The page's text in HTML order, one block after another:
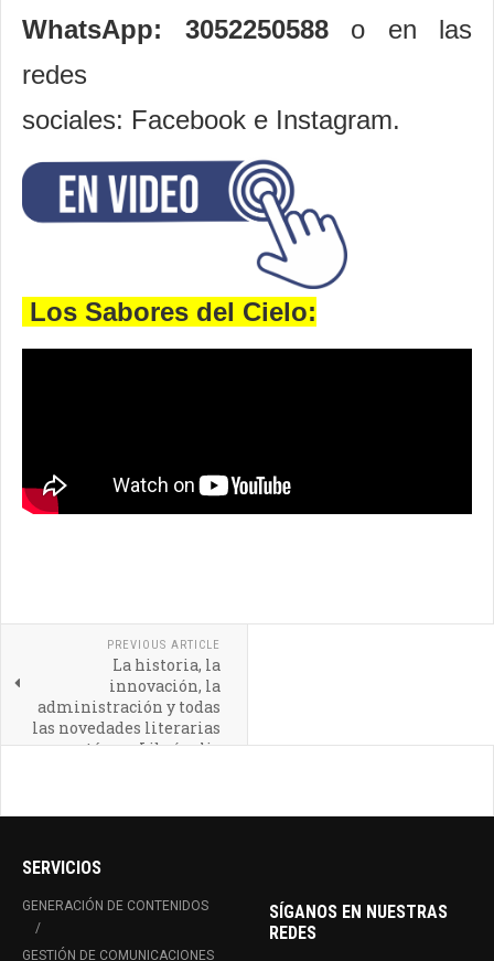
WhatsApp: 3052250588o en las
redes
sociales: Facebook e Instagram.
Los Sabores del Cielo:
PREVIOUS ARTICLE
La historia, la
innovación, la
administración y todas
las novedades literarias
están en Librópolis
SERVICIOS
GENERACIÓN DE CONTENIDOS
GESTIÓN DE COMUNICACIONES
SÍGANOS EN NUESTRAS
REDES